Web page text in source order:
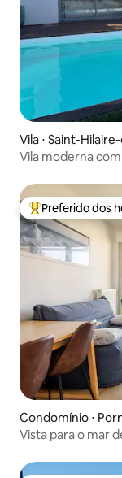
Vila ⋅ Saint-
Vila moderna
Entre os
Preferido dos
Condomínio ⋅
Vista para o mar